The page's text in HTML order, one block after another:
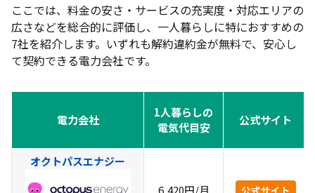
ここでは、料金の安さ・サービスの充実度・対応エリアの
広さなどを総合的に評価し、一人暮らしに特におすすめの
7社を紹介します。いずれも解約違約金が無料で、安心し
て契約できる電力会社です。
電力会社
1人暮らしの
電気代目安
公式サイト
オクトパスエナジー
6,420円/月 公式サイト